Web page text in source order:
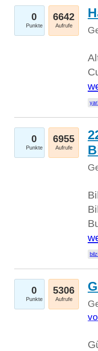
0
Punkte
6642
Aufrufe
0
Punkte
6955
Aufrufe
0
Punkte
5306
Aufrufe